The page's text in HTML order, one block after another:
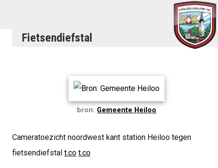
Fietsendiefstal
bron: Gemeente Heiloo
Cameratoezicht noordwest kant station Heiloo tegen
fietsendiefstal t.co t.co